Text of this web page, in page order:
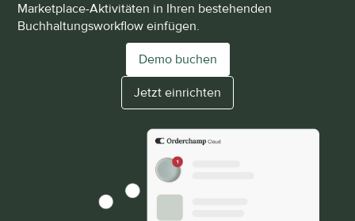
Marketplace-Aktivitäten in Ihren bestehenden
Buchhaltungsworkflow einfügen.
Demo buchen
Jetzt einrichten